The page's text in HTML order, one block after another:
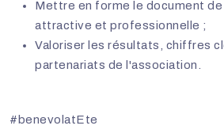
Mettre en forme le document de
attractive et professionnelle ;
Valoriser les résultats, chiffres
partenariats de l'association.
#benevolatEte